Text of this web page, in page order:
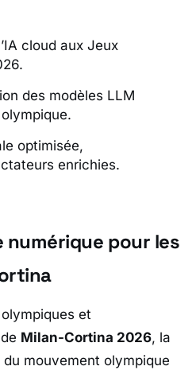
cloud aux Jeux
des modèles LLM
optimisée,
enrichies.
numérique pour les
et
Milan-Cortina 2026, la
mouvement olympique